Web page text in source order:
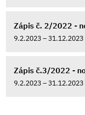
Zápis č. 2/2022 -
9.2.2023 – 31.12.2023
Zápis č.3/2022 -
9.2.2023 – 31.12.2023